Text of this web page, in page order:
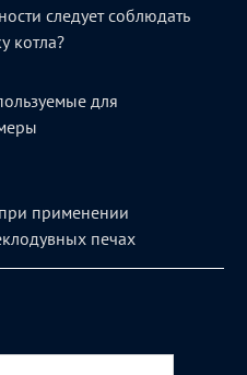
следует соблюдать
котла?
для
применении
печах